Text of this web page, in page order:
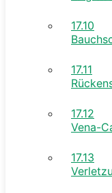
17.10
17.11
17.12
Vena-
17.13